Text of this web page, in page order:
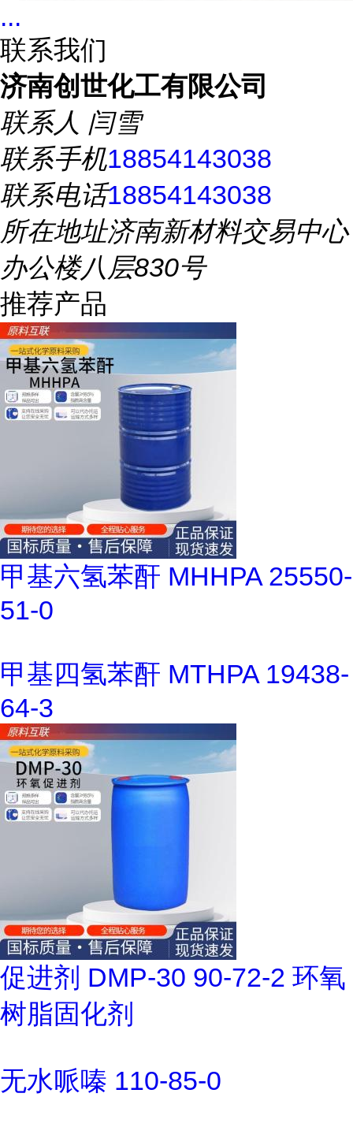
...
联系我们
济南创世化工有限公司
联系人 闫雪
联系手机18854143038
联系电话18854143038
所在地址济南新材料交易中心
办公楼八层830号
推荐产品
甲基六氢苯酐 MHHPA 25550-
51-0
甲基四氢苯酐 MTHPA 19438-
64-3
促进剂 DMP-30 90-72-2 环氧
树脂固化剂
无水哌嗪 110-85-0